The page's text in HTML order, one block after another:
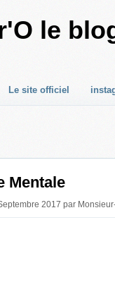
le
Le site officiel
Mentale
2017 par